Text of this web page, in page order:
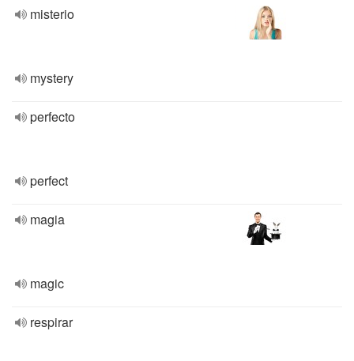
misterio
mystery
perfecto
perfect
magia
magic
respirar